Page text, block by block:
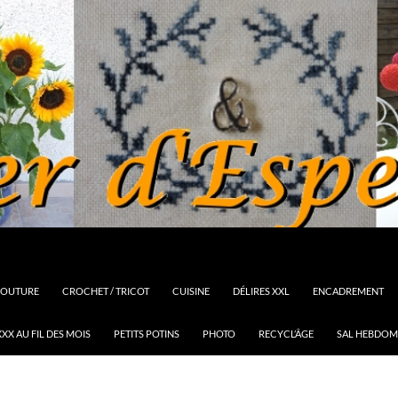
CROCHET / TRICOT CUISINE DÉLIRES XXL ENCADREMENT
AU FIL DES MOIS PETITS POTINS PHOTO RECYCL’ÂGE SAL